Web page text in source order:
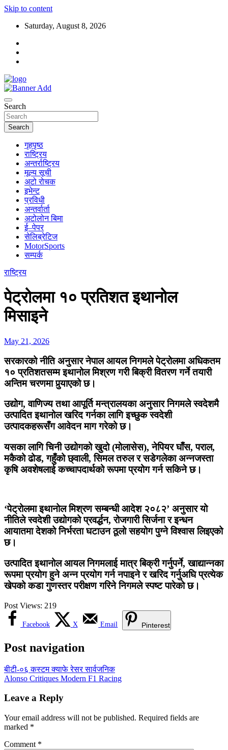
Skip to content
Saturday, August 8, 2026
Search
Search
गृहपृष्ठ
राष्ट्रिय
अन्तर्राष्ट्रिय
मूल्य सूची
अटो रोचक
इभेन्ट
प्रविधी
अन्तर्वार्ता
अटोलोन बिमा
ई–पेपर
सेलिब्रेटिज
MotorSports
सम्पर्क
राष्ट्रिय
पेट्रोलमा १० प्रतिशत इथानोल
मिसाइने
May 21, 2026
सरकारको नीति अनुसार नेपाल आयल निगमले पेट्रोलमा अधिकतम
१० प्रतिशतसम्म इथानोल मिश्रण गरी बिक्री वितरण गर्ने तयारी
अन्तिम चरणमा पुर्‍याएको छ।
उद्योग, वाणिज्य तथा आपूर्ति मन्त्रालयका अनुसार निगमले स्वदेशमै
उत्पादित इथानोल खरिद गर्नका लागि इच्छुक स्वदेशी
उत्पादकहरूसँग आवेदन माग गरेको छ।
यसका लागि चिनी उद्योगको खुदो (मोलासेस), नेपियर घाँस, पराल,
मकैको ढोड, गहुँको छ्वाली, सिमल तरुल र सडेगलेका अन्नजस्ता
कृषि अवशेषलाई कच्चापदार्थको रूपमा प्रयोग गर्न सकिने छ।
‘पेट्रोलमा इथानोल मिश्रण सम्बन्धी आदेश २०८२’ अनुसार यो
नीतिले स्वदेशी उद्योगको प्रवर्द्धन, रोजगारी सिर्जना र इन्धन
आयातमा देशको निर्भरता घटाउन ठूलो सहयोग पुग्ने विश्वास लिइएको
छ।
उत्पादित इथानोल आयल निगमलाई मात्र बिक्री गर्नुपर्ने, खाद्यान्नका
रूपमा प्रयोग हुने अन्न प्रयोग गर्न नपाइने र खरिद गर्नुअघि प्रत्येक
खेपको कडा गुणस्तर परीक्षण गरिने निगमले स्पष्ट पारेको छ।
Post Views: 219
Facebook X Email Pinterest
Post navigation
बीटी-०६ कस्टम क्याफे रेसर सार्वजनिक
Alonso Critiques Modern F1 Racing
Leave a Reply
Your email address will not be published. Required fields are
marked *
Comment *